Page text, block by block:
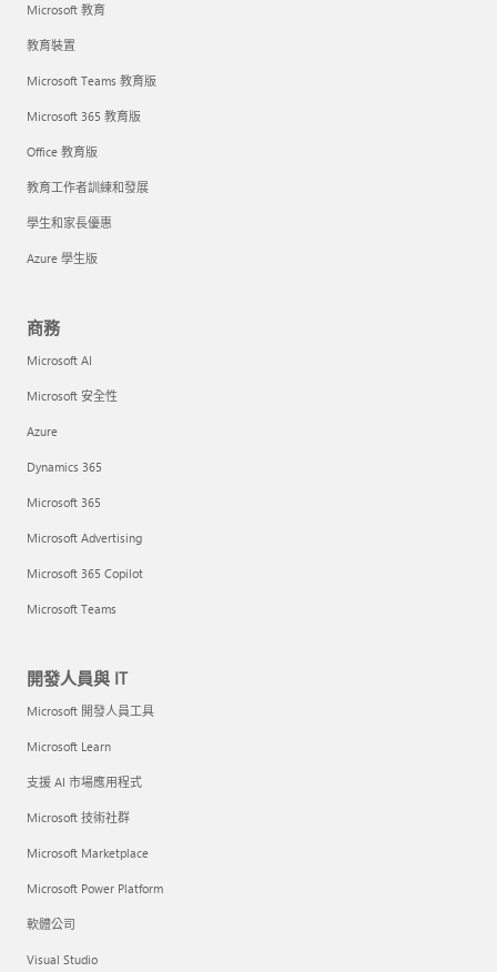
Microsoft 教育
教育裝置
Microsoft Teams 教育版
Microsoft 365 教育版
Office 教育版
教育工作者訓練和發展
學生和家長優惠
Azure 學生版
商務
Microsoft AI
Microsoft 安全性
Azure
Dynamics 365
Microsoft 365
Microsoft Advertising
Microsoft 365 Copilot
Microsoft Teams
開發人員與 IT
Microsoft 開發人員工具
Microsoft Learn
支援 AI 市場應用程式
Microsoft 技術社群
Microsoft Marketplace
Microsoft Power Platform
軟體公司
Visual Studio